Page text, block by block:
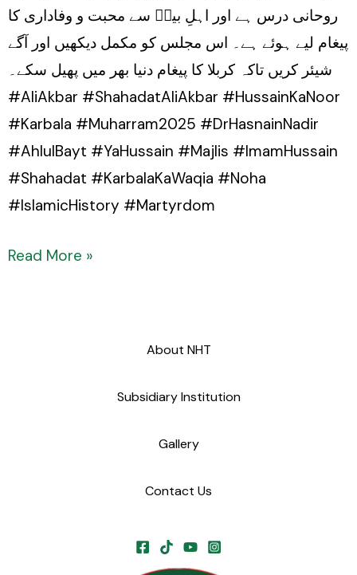
روحانی درس ہے اور اہلِ بیتؑ سے محبت و وفاداری کا
پیغام لیے ہوئے ہے۔ اس مجلس کو مکمل دیکھیں اور آگے
شیئر کریں تاکہ کربلا کا پیغام دنیا بھر میں پھیل سکے۔
#AliAkbar #ShahadatAliAkbar #HussainKaNoor
#Karbala #Muharram2025 #DrHasnainNadir
#AhlulBayt #YaHussain #Majlis #ImamHussain
#Shahadat #KarbalaKaWaqia #Noha
#IslamicHistory #Martyrdom
Read More »
About NHT
Subsidiary Institution
Gallery
Contact Us